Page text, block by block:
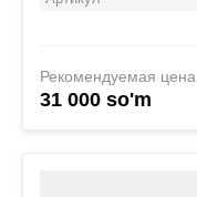
Рекомендуемая цена
31 000 so'm